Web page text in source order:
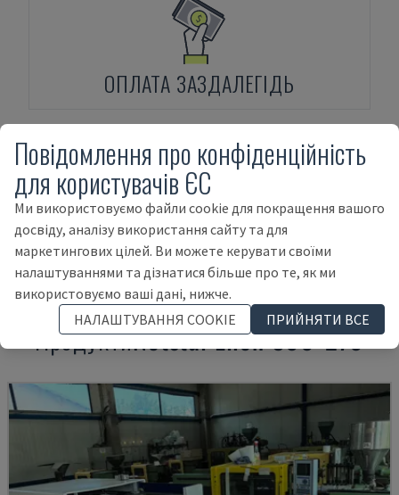
ОПЛАТА ЗАЗДАЛЕГІДЬ
ФІНАНСУВАННЯ АКТИВІВ
ПродуктиNetstalElion 800-270
Повідомлення про конфіденційність
для користувачів ЄС
Ми використовуємо файли cookie для покращення вашого
досвіду, аналізу використання сайту та для
маркетингових цілей. Ви можете керувати своїми
налаштуваннями та дізнатися більше про те, як ми
використовуємо ваші дані, нижче.
НАЛАШТУВАННЯ COOKIE
ПРИЙНЯТИ ВСЕ